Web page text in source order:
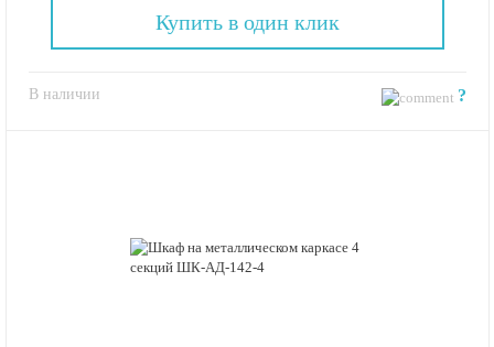
В наличии ?
Купить в один клик